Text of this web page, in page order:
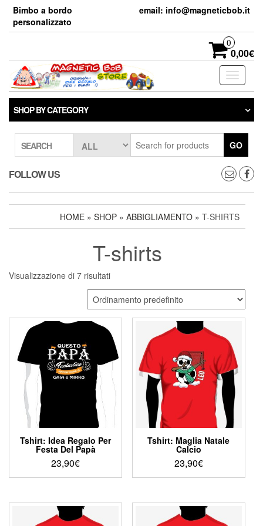
Skip
the
Bimbo a bordo
personalizzato
email: info@magneticbob.it
0
0,00€
Toggle
SHOP BY CATEGORY
SEARCH GO
FOLLOW US
HOME » SHOP » ABBIGLIAMENTO » T-SHIRTS
T-shirts
Visualizzazione di 7 risultati
Tshirt: Idea Regalo Per
Festa Del Papà
23,90€
Questo
ha
Tshirt: Maglia Natale
Calcio
23,90€
Questo
ha